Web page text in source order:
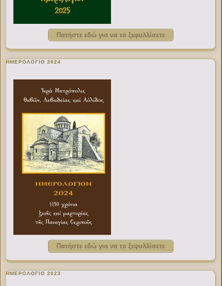
Πατήστε εδώ για να το ξεφυλλίσετε
ΗΜΕΡΟΛΟΓΙΟ 2024
Πατήστε εδώ για να το ξεφυλλίσετε
ΗΜΕΡΟΛΟΓΙΟ 2023